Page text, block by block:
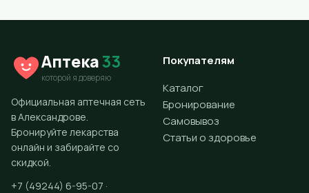
Аптека33
которой я доверяю
Официальная аптечная сеть
в Александрове.
Бронируйте лекарства
онлайн и забирайте со
скидкой.
+7 (49244) 6-95-07 ·
Покупателям
Каталог
Бронирование
Самовывоз
Статьи о здоровье